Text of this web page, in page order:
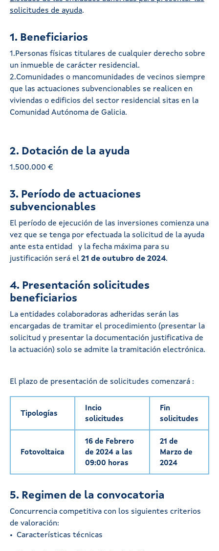
solicitudes de ayuda.
1. Beneficiarios
1.Personas físicas titulares de cualquier derecho sobre
un inmueble de carácter residencial.
2.Comunidades o mancomunidades de vecinos siempre
que las actuaciones subvencionables se realicen en
viviendas o edificios del sector residencial sitas en la
Comunidad Autónoma de Galicia.
2. Dotación de la ayuda
1.500.000 €
3. Período de actuaciones
subvencionables
El período de ejecución de las inversiones comienza una
vez que se tenga por efectuada la solicitud de la ayuda
ante esta entidad y la fecha máxima para su
justificación será el 21 de outubro de 2024.
4. Presentación solicitudes
beneficiarios
La entidades colaboradoras adheridas serán las
encargadas de tramitar el procedimiento (presentar la
solicitud y presentar la documentación justificativa de
la actuación) solo se admite la tramitación electrónica.
El plazo de presentación de solicitudes comenzará :
Tipologías
Incio
solicitudes
Fin
solicitudes
Fotovoltaica
16 de Febrero
de 2024 a las
09:00 horas
21 de
Marzo de
2024
5. Regimen de la convocatoria
Concurrencia competitiva con los siguientes criterios
de valoración:
• Características técnicas